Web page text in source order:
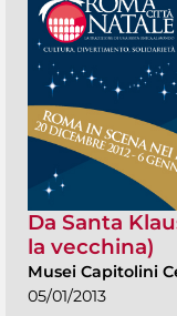
Da Santa
la vecchina)
Musei Capitolini
05/01/2013